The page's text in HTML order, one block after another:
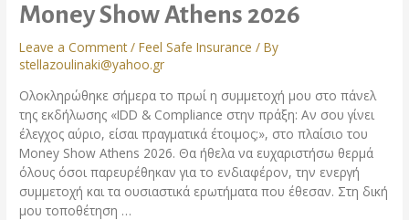
Money Show Athens 2026
Leave a Comment /Feel Safe Insurance / By
stellazoulinaki@yahoo.gr
Ολοκληρώθηκε σήμερα το πρωί η συμμετοχή μου στο πάνελ
της εκδήλωσης «IDD & Compliance στην πράξη: Αν σου γίνει
έλεγχος αύριο, είσαι πραγματικά έτοιμος;», στο πλαίσιο του
Money Show Athens 2026. Θα ήθελα να ευχαριστήσω θερμά
όλους όσοι παρευρέθηκαν για το ενδιαφέρον, την ενεργή
συμμετοχή και τα ουσιαστικά ερωτήματα που έθεσαν. Στη δική
μου τοποθέτηση …